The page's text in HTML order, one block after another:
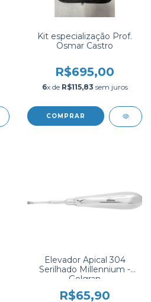
Kit especialização Prof.
Osmar Castro
R$695,00
6x de R$115,83 sem juros
Elevador Apical 304
Serilhado Millennium -
Golgran
R$65,90